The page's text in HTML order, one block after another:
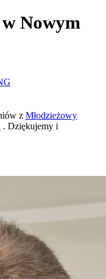
Nowym
z Młodzieżowy
. Dziękujemy i